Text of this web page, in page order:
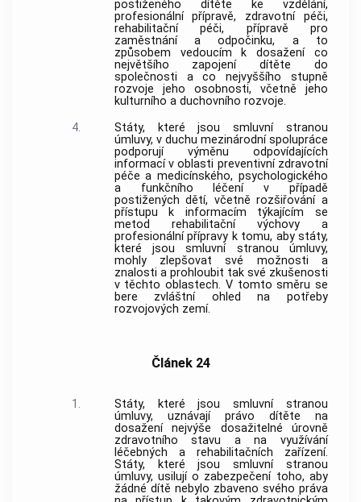
postiženého dítěte ke vzdělání,
profesionální přípravě, zdravotní péči,
rehabilitační péči, přípravě pro
zaměstnání a odpočinku, a to
způsobem vedoucím k dosažení co
největšího zapojení dítěte do
společnosti a co nejvyššího stupně
rozvoje jeho osobnosti, včetně jeho
kulturního a duchovního rozvoje.
4.
Státy, které jsou smluvní stranou
úmluvy, v duchu mezinárodní spolupráce
podporují výměnu odpovídajících
informací v oblasti preventivní zdravotní
péče a medicínského, psychologického
a funkčního léčení v případě
postižených dětí, včetně rozšiřování a
přístupu k informacím týkajícím se
metod rehabilitační výchovy a
profesionální přípravy k tomu, aby státy,
které jsou smluvní stranou úmluvy,
mohly zlepšovat své možnosti a
znalosti a prohloubit tak své zkušenosti
v těchto oblastech. V tomto směru se
bere zvláštní ohled na potřeby
rozvojových zemí.
Článek 24
1.
Státy, které jsou smluvní stranou
úmluvy, uznávají právo dítěte na
dosažení nejvýše dosažitelné úrovně
zdravotního stavu a na využívání
léčebných a rehabilitačních zařízení.
Státy, které jsou smluvní stranou
úmluvy, usilují o zabezpečení toho, aby
žádné dítě nebylo zbaveno svého práva